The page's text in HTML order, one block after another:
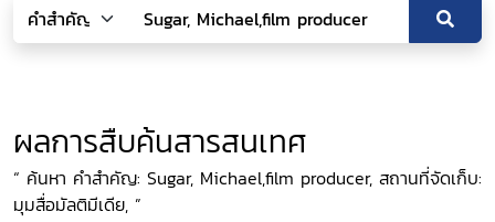
ผลการสืบค้นสารสนเทศ
“ ค้นหา คำสำคัญ: Sugar, Michael,film producer, สถานที่จัดเก็บ:
มุมสื่อมัลติมีเดีย, ”